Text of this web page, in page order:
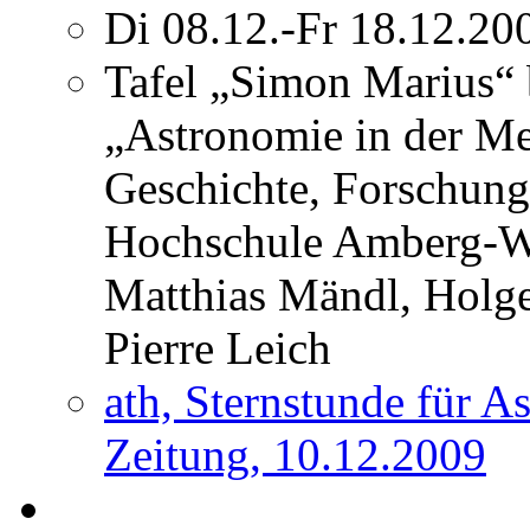
Di 08.12.-Fr
Tafel „Simon Marius“
„Astronomie in der
Geschichte,
Hochschule Amberg-
Matthias Mändl,
Pierre Leich
ath, Sternstunde für
Zeitung, 10.12.2009